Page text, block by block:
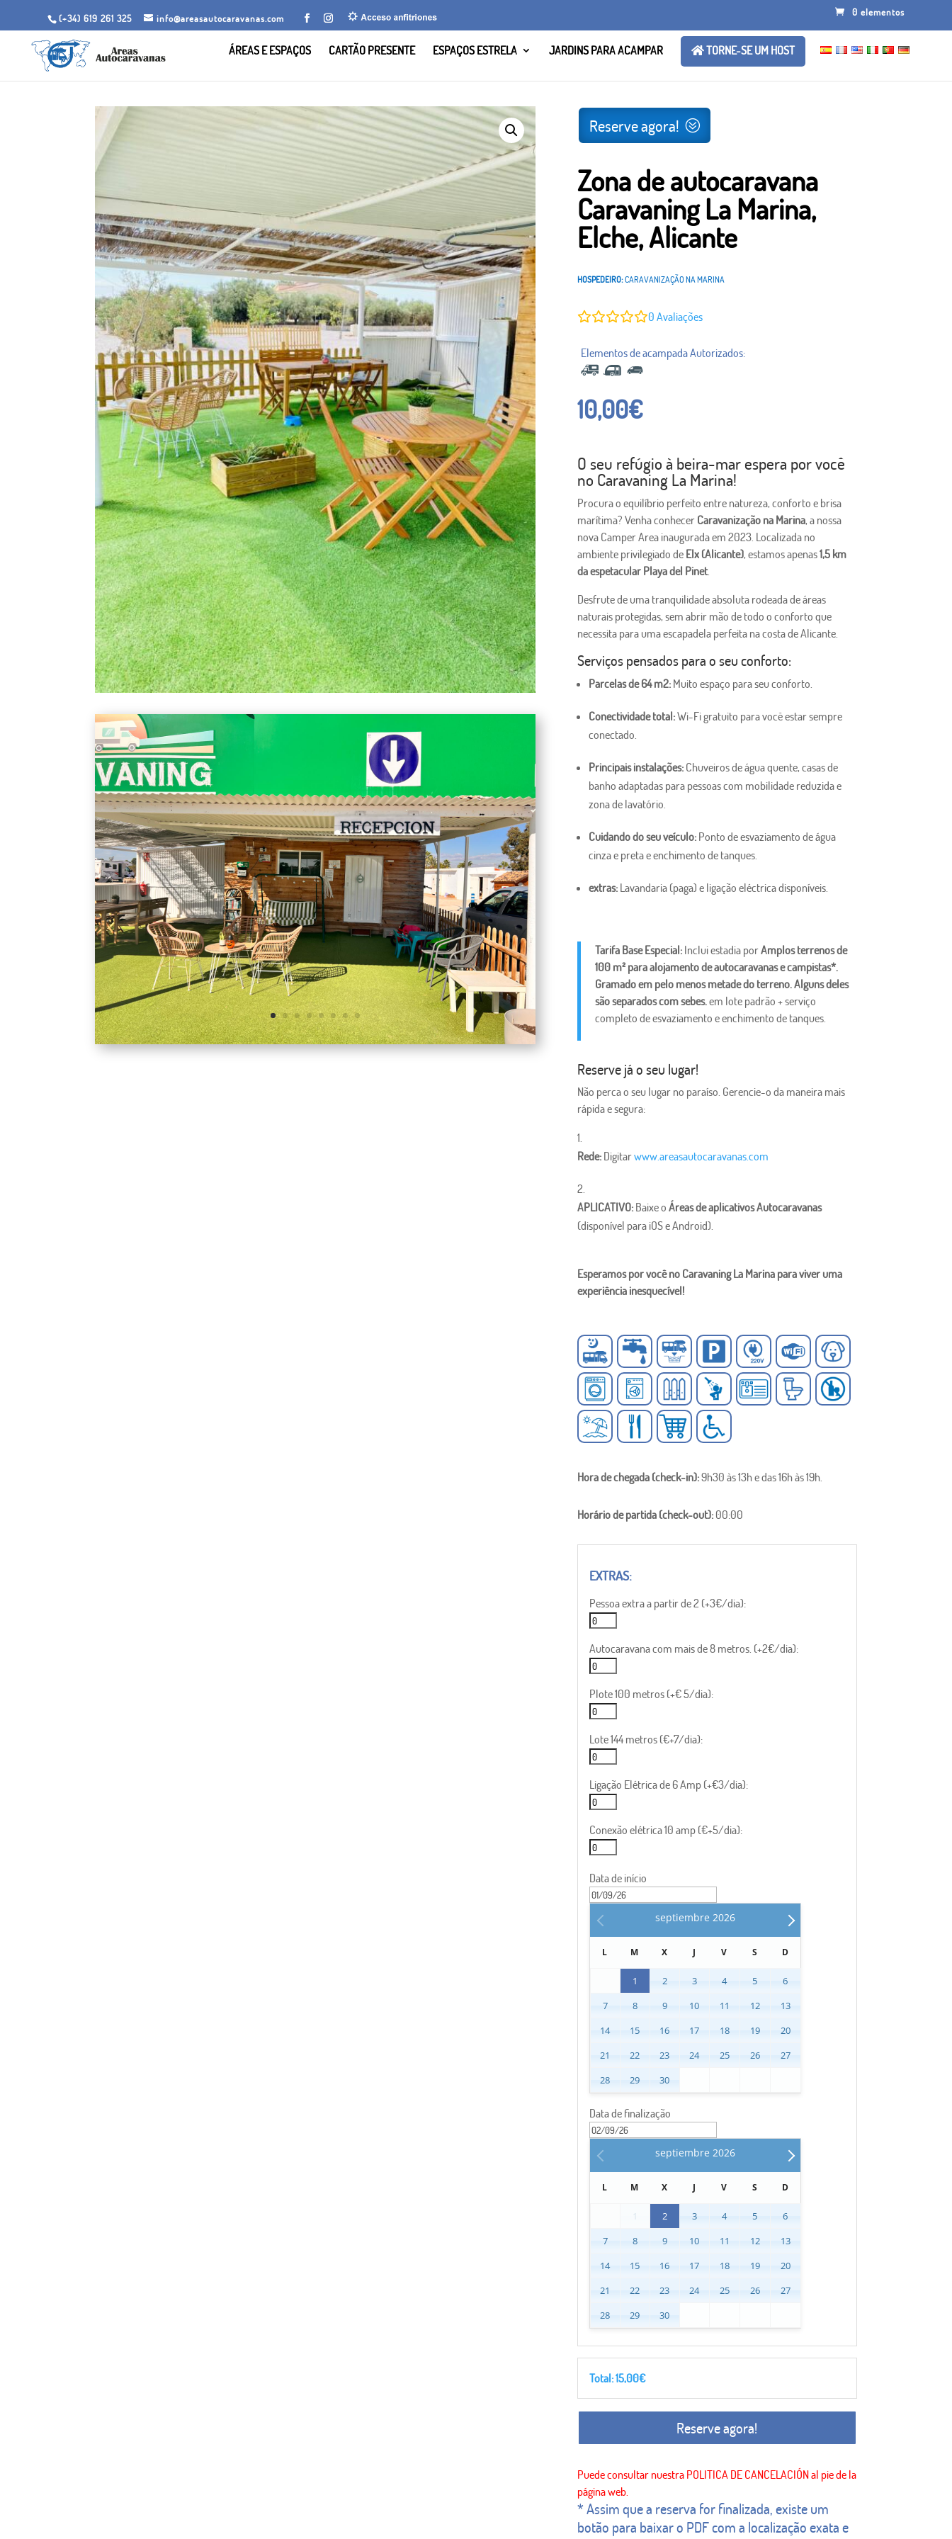
(+34) 619 261 325 info@areasautocaravanas.com
0 elementos
ÁREAS E ESPAÇOS CARTÃO PRESENTE ESPAÇOS ESTRELA JARDINS PARA ACAMPAR
TORNE-SE UM HOST
Reserve agora!
Zona de autocaravana
Caravaning La Marina,
Elche, Alicante
HOSPEDEIRO:CARAVANIZAÇÃO NA MARINA
0 Avaliações
10,00€
O seu refúgio à beira-mar espera por você
no Caravaning La Marina!
Procura o equilíbrio perfeito entre natureza, conforto e brisa
marítima? Venha conhecer Caravanização na Marina, a nossa
nova Camper Area inaugurada em 2023. Localizada no
ambiente privilegiado de Elx (Alicante), estamos apenas1,5 km
da espetacular Playa del Pinet.
Desfrute de uma tranquilidade absoluta rodeada de áreas
naturais protegidas, sem abrir mão de todo o conforto que
necessita para uma escapadela perfeita na costa de Alicante.
Serviços pensados ​​para o seu conforto:
Parcelas de 64 m2:Muito espaço para seu conforto.
Conectividade total:Wi-Fi gratuito para você estar sempre
conectado.
Principais instalações:Chuveiros de água quente, casas de
banho adaptadas para pessoas com mobilidade reduzida e
zona de lavatório.
Cuidando do seu veículo:Ponto de esvaziamento de água
cinza e preta e enchimento de tanques.
extras:Lavandaria (paga) e ligação eléctrica disponíveis.
Tarifa Base Especial:Inclui estadia porAmplos terrenos de
100 m² para alojamento de autocaravanas e campistas*.
Gramado em pelo menos metade do terreno. Alguns deles
são separados com sebes.em lote padrão + serviço
completo de esvaziamento e enchimento de tanques.
Reserve já o seu lugar!
Não perca o seu lugar no paraíso. Gerencie-o da maneira mais
rápida e segura:
Rede:Digitarwww.areasautocaravanas.com
APLICATIVO:Baixe o Áreas de aplicativos Autocaravanas
(disponível para iOS e Android).
Esperamos por você no Caravaning La Marina para viver uma
experiência inesquecível!
Hora de chegada (check-in):9h30 às 13h e das 16h às 19h.
Horário de partida (check-out): 00:00
Pessoa extra a partir de 2 (+3€/dia):
Autocaravana com mais de 8 metros. (+2€/dia):
Plote 100 metros (+€ 5/dia):
Lote 144 metros (€+7/dia):
Ligação Elétrica de 6 Amp (+€3/dia):
Conexão elétrica 10 amp (€+5/dia):
Data de início
septiembre 2026
L M X J V S D
1 2 3 4 5
6
7
8 9 10 11 12
13
14
15 16 17 18 19
20
21
22 23 24 25 26
27
28
29 30
Data de finalização
septiembre 2026
L M X J V S D
1 2 3 4 5
6
7
8 9 10 11 12
13
14
15 16 17 18 19
20
21
22 23 24 25 26
27
28
29 30
Total:15,00€
Reserve agora!
* Assim que a reserva for finalizada, existe um
botão para baixar o PDF com a localização exata e